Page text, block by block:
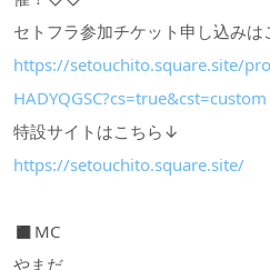
セトフラ参加チケット申し込み
https://setouchito.square.site/
HADYQGSC?cs=true&cst=custom
特設サイトはこちら↓
https://setouchito.square.site/
◼︎MC
やまだ